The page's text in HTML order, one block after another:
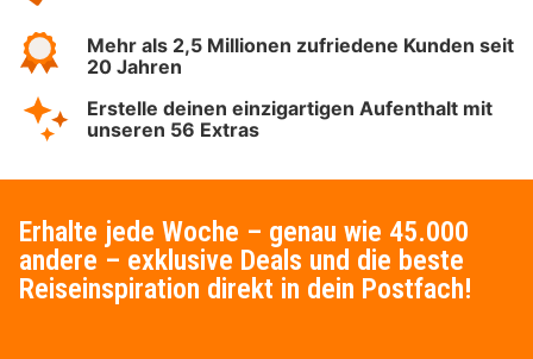
Mehr als 2,5 Millionen zufriedene Kunden seit
20 Jahren
Erstelle deinen einzigartigen Aufenthalt mit
unseren 56 Extras
Erhalte jede Woche – genau wie 45.000
andere – exklusive Deals und die beste
Reiseinspiration direkt in dein Postfach!